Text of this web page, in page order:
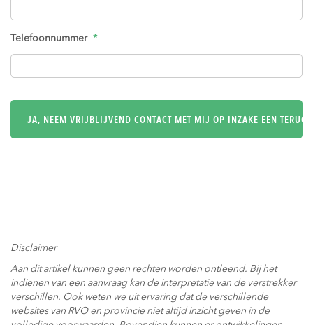
Telefoonnummer *
Disclaimer
Aan dit artikel kunnen geen rechten worden ontleend. Bij het
indienen van een aanvraag kan de interpretatie van de verstrekker
verschillen. Ook weten we uit ervaring dat de verschillende
websites van RVO en provincie niet altijd inzicht geven in de